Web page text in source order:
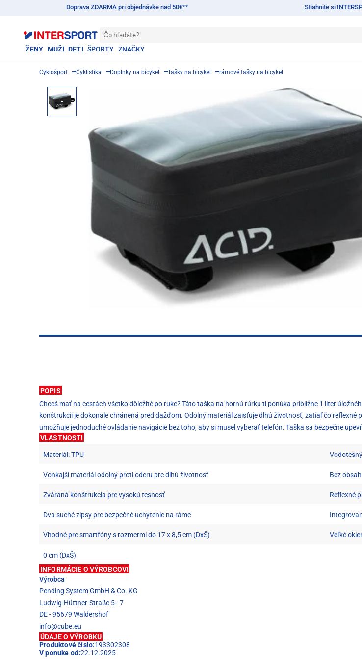
Doprava ZDARMA pri objednávke nad 50€** Stiahnite si
Čo hľadáte?
ŽENY MUŽI DETI ŠPORTY ZNAČKY
Cyklošport Cyklistika Doplnky na bicykel Tašky na bicykel rámové tašky na bicykel
POPIS
Chceš mať na cestách všetko dôležité po ruke? Táto taška na hornú rúrku ti ponúka približne 1 liter
konštrukcii je dokonale chránená pred dažďom. Odolný materiál zaisťuje dlhú životnosť, zatiaľ čo
umožňuje jednoduché ovládanie navigácie bez toho, aby si musel vyberať telefón. Taška sa bezpečne
VLASTNOSTI
Materiál: TPU
Vonkajší materiál odolný proti oderu pre dlhú životnosť Bez
Zváraná konštrukcia pre vysokú tesnosť Reflexné
Dva suché zipsy pre bezpečné uchytenie na ráme
Vhodné pre smartfóny s rozmermi do 17 x 8,5 cm (DxŠ) Veľké
0 cm (DxŠ)
INFORMÁCIE O VÝROBCOVI
Výrobca
Pending System GmbH & Co. KG
Ludwig-Hüttner-Straße 5 - 7
DE - 95679 Waldershof
info@cube.eu
ÚDAJE O VÝROBKU
Produktové číslo:193302308
V ponuke od:22.12.2025